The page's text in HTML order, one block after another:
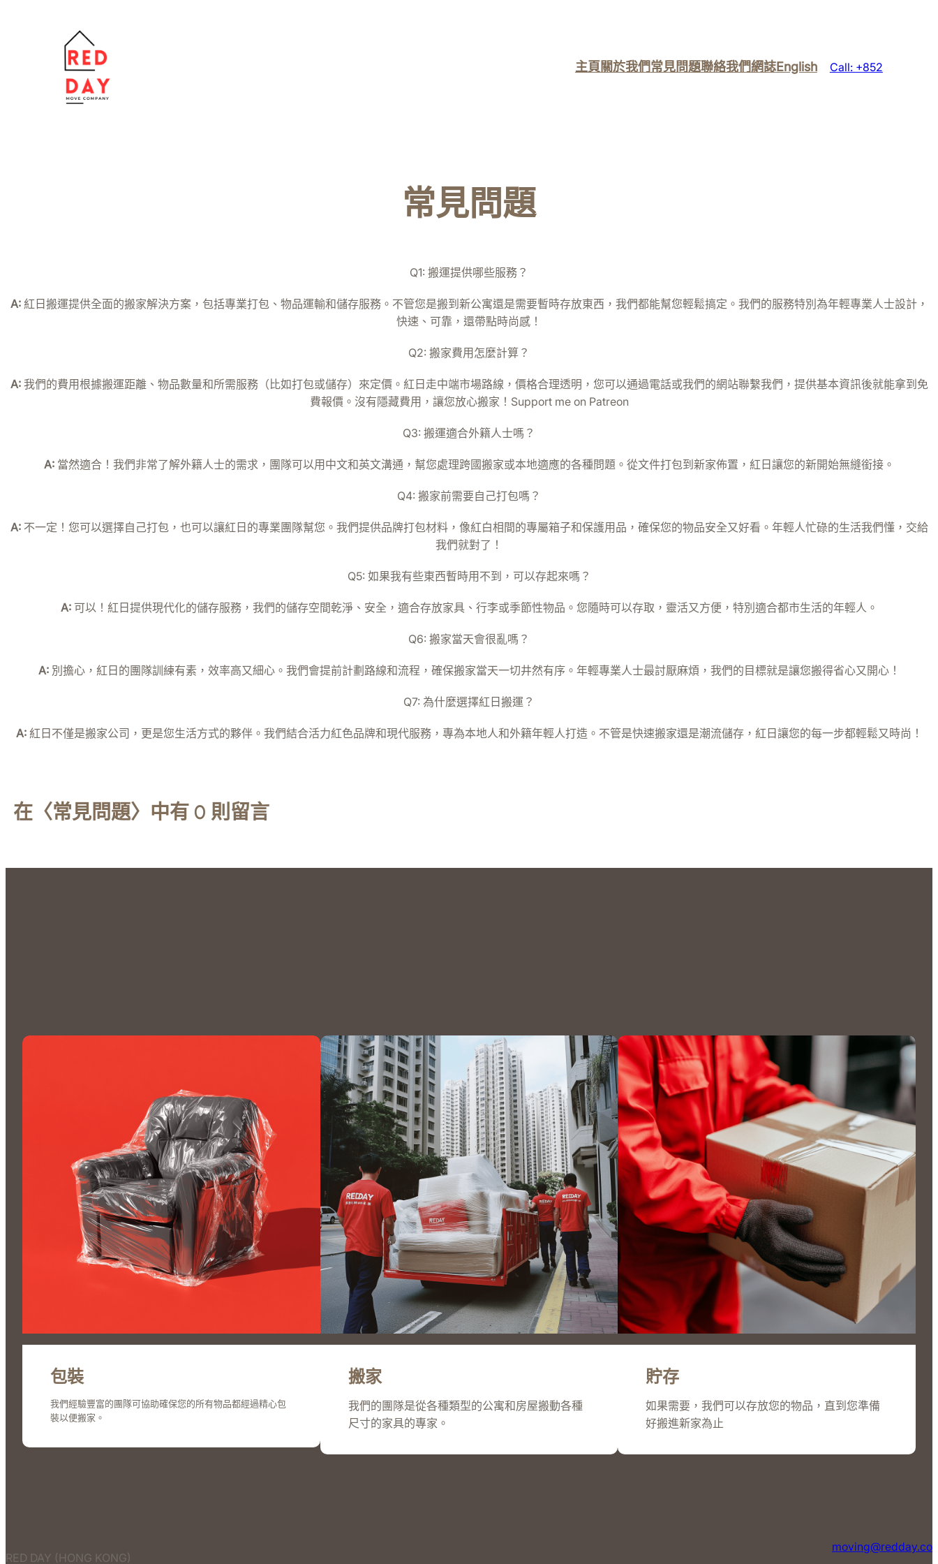
主頁關於我們常見問題聯絡我們網誌English Call: +852
常見問題
Q1: 搬運提供哪些服務？
A:紅日搬運提供全面的搬家解決方案，包括專業打包、物品運輸和儲存服務。不管您是搬到新公寓還是需要暫時存放東西，我們都能幫您輕鬆搞定。我們的服務特別為年輕專業人士設計，
快速、可靠，還帶點時尚感！
Q2: 搬家費用怎麼計算？
A:我們的費用根據搬運距離、物品數量和所需服務（比如打包或儲存）來定價。紅日走中端市場路線，價格合理透明，您可以通過電話或我們的網站聯繫我們，提供基本資訊後就能拿到免
費報價。沒有隱藏費用，讓您放心搬家！Support me on Patreon
Q3: 搬運適合外籍人士嗎？
A:當然適合！我們非常了解外籍人士的需求，團隊可以用中文和英文溝通，幫您處理跨國搬家或本地適應的各種問題。從文件打包到新家佈置，紅日讓您的新開始無縫銜接。
Q4: 搬家前需要自己打包嗎？
A:不一定！您可以選擇自己打包，也可以讓紅日的專業團隊幫您。我們提供品牌打包材料，像紅白相間的專屬箱子和保護用品，確保您的物品安全又好看。年輕人忙碌的生活我們懂，交給
我們就對了！
Q5: 如果我有些東西暫時用不到，可以存起來嗎？
A:可以！紅日提供現代化的儲存服務，我們的儲存空間乾淨、安全，適合存放家具、行李或季節性物品。您隨時可以存取，靈活又方便，特別適合都市生活的年輕人。
Q6: 搬家當天會很亂嗎？
A:別擔心，紅日的團隊訓練有素，效率高又細心。我們會提前計劃路線和流程，確保搬家當天一切井然有序。年輕專業人士最討厭麻煩，我們的目標就是讓您搬得省心又開心！
Q7: 為什麼選擇紅日搬運？
A:紅日不僅是搬家公司，更是您生活方式的夥伴。我們結合活力紅色品牌和現代服務，專為本地人和外籍年輕人打造。不管是快速搬家還是潮流儲存，紅日讓您的每一步都輕鬆又時尚！
在〈常見問題〉中有 0 則留言
包裝
我們經驗豐富的團隊可協助確保您的所有物品都經過精心包
裝以便搬家。
搬家
我們的團隊是從各種類型的公寓和房屋搬動各種
尺寸的家具的專家。
貯存
如果需要，我們可以存放您的物品，直到您準備
好搬進新家為止
RED DAY (HONG KONG)
moving@redday.co